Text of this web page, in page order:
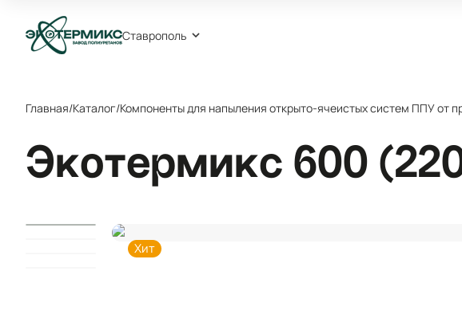
Ставрополь
Главная/Каталог/Компоненты для напыления открыто-ячеистых систем ППУ от
Экотермикс 600
Хит